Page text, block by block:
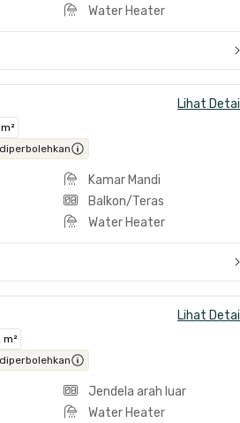
Water Heater
Lihat Detail
Kamar Mandi
Balkon/Teras
Water Heater
Lihat Detail
m²
Jendela arah luar
Water Heater